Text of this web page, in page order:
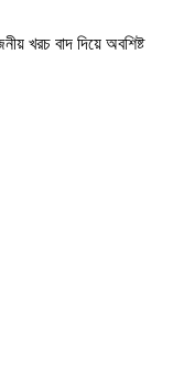
খরচ বাদ দিয়ে অবশিষ্ট